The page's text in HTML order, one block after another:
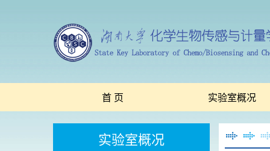
首 页 实验室概况
实验室概况